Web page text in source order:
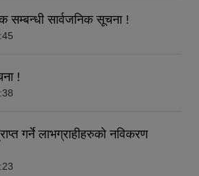
सम्बन्धी सार्वजनिक सूचना !
!
गर्ने लाभग्राहीहरुको नविकरण